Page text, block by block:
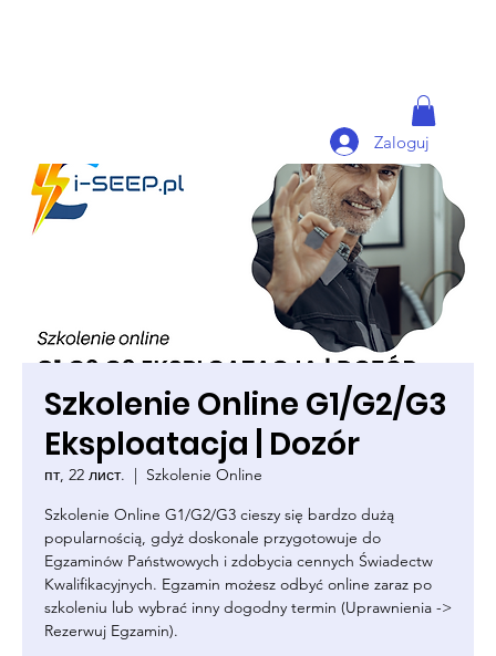
Zaloguj
Szkolenie Online G1/G2/G3
Eksploatacja | Dozór
пт, 22 лист.
  |
Szkolenie Online
Szkolenie Online G1/G2/G3 cieszy się bardzo dużą
popularnością, gdyż doskonale przygotowuje do
Egzaminów Państwowych i zdobycia cennych Świadectw
Kwalifikacyjnych. Egzamin możesz odbyć online zaraz po
szkoleniu lub wybrać inny dogodny termin (Uprawnienia ->
Rezerwuj Egzamin).